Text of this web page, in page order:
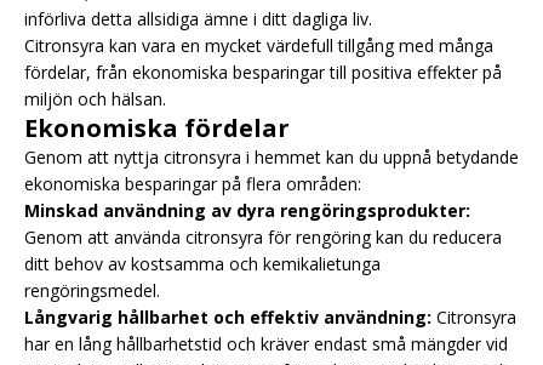
införliva detta allsidiga ämne i ditt dagliga liv.
Citronsyra kan vara en mycket värdefull tillgång med många
fördelar, från ekonomiska besparingar till positiva effekter på
miljön och hälsan.
Ekonomiska fördelar
Genom att nyttja citronsyra i hemmet kan du uppnå betydande
ekonomiska besparingar på flera områden:
Minskad användning av dyra rengöringsprodukter:
Genom att använda citronsyra för rengöring kan du reducera
ditt behov av kostsamma och kemikalietunga
rengöringsmedel.
Långvarig hållbarhet och effektiv användning: Citronsyra
har en lång hållbarhetstid och kräver endast små mängder vid